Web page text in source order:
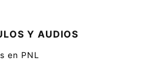
Y AUDIOS
en PNL